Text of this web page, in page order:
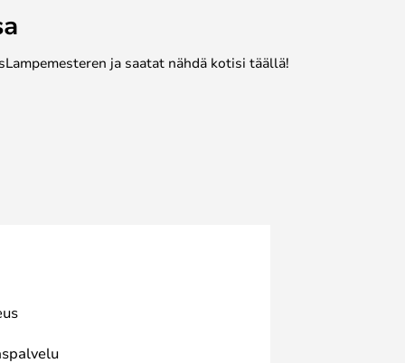
ja saatat nähdä kotisi täällä!